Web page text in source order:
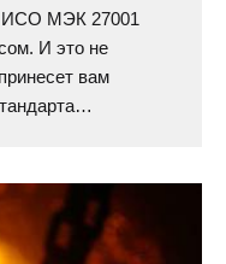
ИСО МЭК 27001
И это не
вам